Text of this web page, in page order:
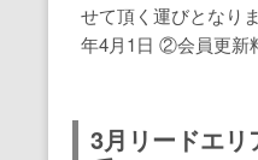
せて頂く運びとなり
年4月1日 ②会員更新
3月リードエ